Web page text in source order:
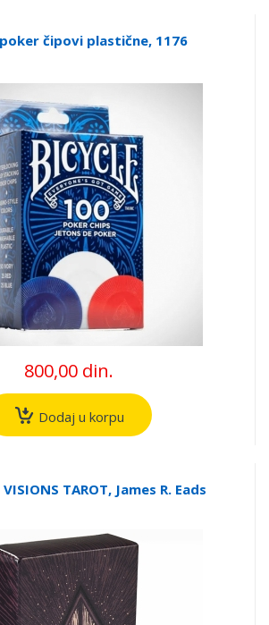
čipovi plastične, 1176
800,00 din.
Dodaj u korpu
VISIONS TAROT, James R. Eads